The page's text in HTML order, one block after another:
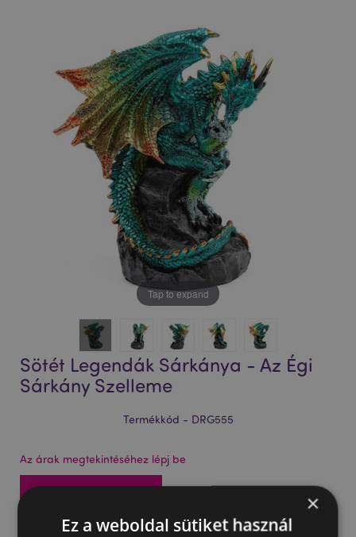
Tap to expand
Sötét Legendák Sárkánya - Az Égi
Sárkány Szelleme
Termékkód - DRG555
Az árak megtekintéséhez lépj be
Az árak megtekintése
51 db készleten
×
Ez a weboldal sütiket használ